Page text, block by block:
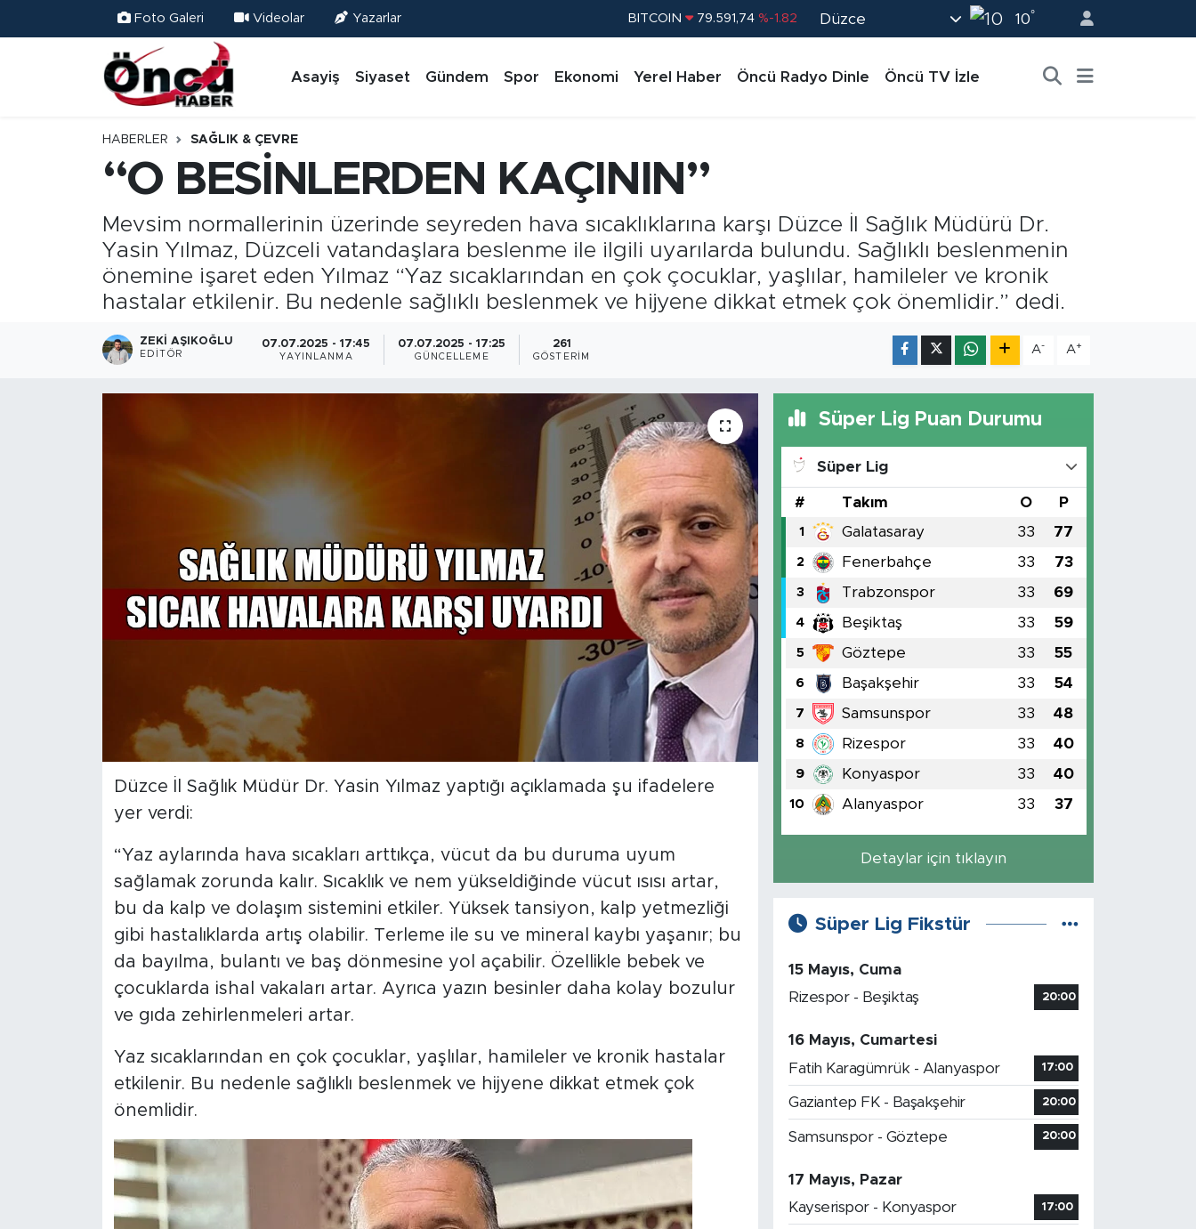
Foto Galeri Videolar Yazarlar
DOLAR 45,43620 %0.02
53,38690
BİST100
Düzce 10°
Asayiş Siyaset Gündem Spor Ekonomi Yerel Haber Öncü Radyo Dinle Öncü TV İzle
HABERLER SAĞLIK & ÇEVRE
“O BESİNLERDEN KAÇININ”
Mevsim normallerinin üzerinde seyreden hava sıcaklıklarına karşı Düzce İl Sağlık Müdürü Dr.
Yasin Yılmaz, Düzceli vatandaşlara beslenme ile ilgili uyarılarda bulundu. Sağlıklı beslenmenin
önemine işaret eden Yılmaz “Yaz sıcaklarından en çok çocuklar, yaşlılar, hamileler ve kronik
hastalar etkilenir. Bu nedenle sağlıklı beslenmek ve hijyene dikkat etmek çok önemlidir.” dedi.
ZEKI AŞIKOĞLU
EDITÖR
07.07.2025 - 17:45
YAYINLANMA
07.07.2025 - 17:25
GÜNCELLEME
261
GÖSTERIM
A- A+
Düzce İl Sağlık Müdür Dr. Yasin Yılmaz yaptığı açıklamada şu ifadelere
yer verdi:
“Yaz aylarında hava sıcakları arttıkça, vücut da bu duruma uyum
sağlamak zorunda kalır. Sıcaklık ve nem yükseldiğinde vücut ısısı artar,
bu da kalp ve dolaşım sistemini etkiler. Yüksek tansiyon, kalp yetmezliği
gibi hastalıklarda artış olabilir. Terleme ile su ve mineral kaybı yaşanır; bu
da bayılma, bulantı ve baş dönmesine yol açabilir. Özellikle bebek ve
çocuklarda ishal vakaları artar. Ayrıca yazın besinler daha kolay bozulur
ve gıda zehirlenmeleri artar.
Yaz sıcaklarından en çok çocuklar, yaşlılar, hamileler ve kronik hastalar
etkilenir. Bu nedenle sağlıklı beslenmek ve hijyene dikkat etmek çok
önemlidir.
Süper Lig Puan Durumu
Süper Lig
# Takım O P
1 Galatasaray 33 77
2 Fenerbahçe 33 73
3 Trabzonspor 33 69
4 Beşiktaş 33 59
5 Göztepe 33 55
6 Başakşehir 33 54
7 Samsunspor 33 48
8 Rizespor 33 40
9 Konyaspor 33 40
10 Alanyaspor 33 37
Detaylar için tıklayın
Süper Lig Fikstür
15 Mayıs, Cuma
Rizespor - Beşiktaş
20:00
16 Mayıs, Cumartesi
Fatih Karagümrük - Alanyaspor
17:00
Gaziantep FK - Başakşehir 20:00
Samsunspor - Göztepe 20:00
17 Mayıs, Pazar
Kayserispor - Konyaspor
17:00
Sağlık & Çevre
Siyaset
Yerel Haber
Öncü Radyo Dinle
Düzce Nöbetçi Eczaneler
Düzce Hava Durumu
Düzce Namaz Vakitleri
Süper Lig Puan Durumu ve Fikstür
Tüm Manşetler
Son Dakika Haberleri